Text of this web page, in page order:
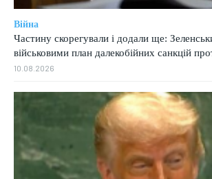
Війна
Частину скорегували і додали ще:
військовими план далекобійних санкцій
10.08.2026